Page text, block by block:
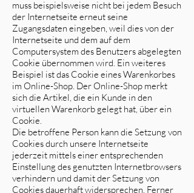
muss beispielsweise nicht bei jedem Besuch
der Internetseite erneut seine
Zugangsdaten eingeben, weil dies von der
Internetseite und dem auf dem
Computersystem des Benutzers abgelegten
Cookie übernommen wird. Ein weiteres
Beispiel ist das Cookie eines Warenkorbes
im Online-Shop. Der Online-Shop merkt
sich die Artikel, die ein Kunde in den
virtuellen Warenkorb gelegt hat, über ein
Cookie.
Die betroffene Person kann die Setzung von
Cookies durch unsere Internetseite
jederzeit mittels einer entsprechenden
Einstellung des genutzten Internetbrowsers
verhindern und damit der Setzung von
Cookies dauerhaft widersprechen. Ferner